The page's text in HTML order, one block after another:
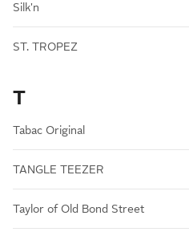
Silk'n
ST. TROPEZ
T
Tabac Original
TANGLE TEEZER
Taylor of Old Bond Street